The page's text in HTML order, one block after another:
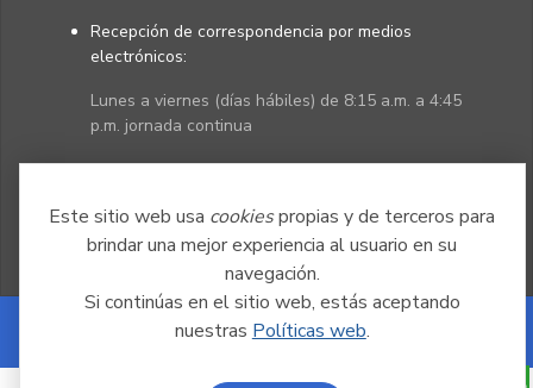
Este sitio web usa cookiespropias y de terceros para
brindar una mejor experiencia al usuario en su
navegación.
Si continúas en el sitio web, estás aceptando
nuestras Políticas web.
Recepción de correspondencia por medios
electrónicos:
Lunes a viernes (días hábiles) de 8:15 a.m. a 4:45
p.m. jornada continua
Powered by Nexura